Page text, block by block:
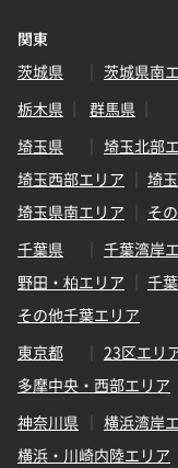
関東
茨城県
茨城県南
栃木県
群馬県
埼玉県
埼玉北部
埼玉西部エリア
埼
埼玉県南エリア
そ
千葉県
千葉湾岸
野田・柏エリア
千
その他千葉エリア
東京都
23区エリ
多摩中央・西部エリア
神奈川県
横浜湾岸
横浜・川崎内陸エリア